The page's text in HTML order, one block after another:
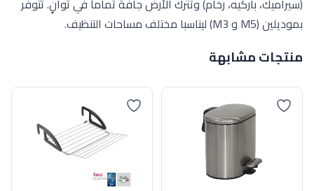
(سيراميك، باركيه، رخام) وتترك الأرض جافة تماماً في ثوانٍ. تتوفر
بموديلين (M5 و M3) ليناسبا مختلف مساحات التنظيف.
منتجات مشابهة